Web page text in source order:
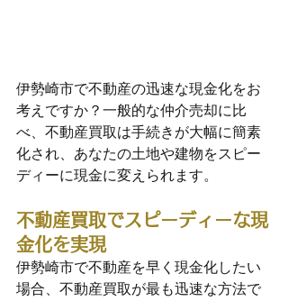
伊勢崎市で不動産の迅速な現金化をお
考えですか？一般的な仲介売却に比
べ、不動産買取は手続きが大幅に簡素
化され、あなたの土地や建物をスピー
ディーに現金に変えられます。
不動産買取でスピーディーな現
金化を実現
伊勢崎市で不動産を早く現金化したい
場合、不動産買取が最も迅速な方法で